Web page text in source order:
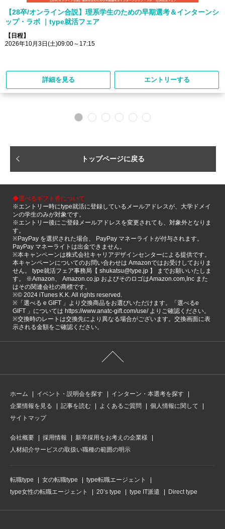
【28卒/オンライン合説】理系学生のための早期選考＆インターンシ
ップ・ラボ ｜type就活フェア
【日程】
2026年10月3日(土)09:00～17:15
詳細を見る エントリーする
トップページに戻る
◆選べるギフト券について
※エントリー時にtype就活に登録しているメールアドレスが、大学ドメイ
ンの学生のみが対象です。
※エントリー後にご登録メールアドレスを変更されても、対象外となりま
す。
※PayPay を選択された場合、 PayPay マネーライトが付与されます。
PayPay マネーライトは出金できません。
※本キャンペーンは株式会社キャリアデザインセンターによる提供です。
本キャンペーンについてのお問い合わせは Amazonではお受けしておりま
せん。 type就活フェア事務局【 shukatsu@type.jp 】 までお願いいたしま
す。 ※Amazon、 Amazon.co.jp およびそのロゴはAmazon.com,Inc また
はその関連会社の商標です。
※©️ 2024 iTunes K.K. All rights reserved.
※「選べる e GIFT 」より交換商品をお選びいただけます。「選べるe
GIFT 」については https://www.anatc-gift.com/use/ よりご確認ください。
※交換時のレートは交換先により異なる場合がございます。交換画面に表
示される金額をご確認ください。
ホーム イベント・説明会を探す
インターン・本選考を探す
企業情報を見る
記事を読む よくあるご質問
個人情報に関して
サイトマップ
会社概要 採用情報
新卒採用をお考えの企業様
人材紹介サービスの取扱い職種の範囲の明示
転職type 女の転職type
type転職エージェント
type女性の転職エージェント
20’s type type IT派遣 Direct type